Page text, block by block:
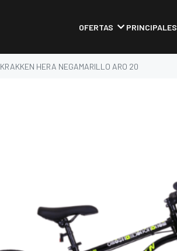
OFERTAS PRINCIPALES
KRAKKEN HERA NEGAMARILLO ARO 20